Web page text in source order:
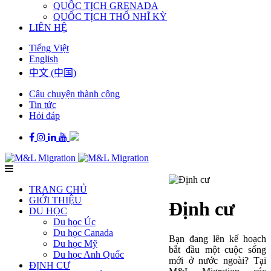
QUỐC TỊCH GRENADA
QUỐC TỊCH THỔ NHĨ KỲ
LIÊN HỆ
Tiếng Việt
English
中文 (中国)
Câu chuyện thành công
Tin tức
Hỏi đáp
TRANG CHỦ
GIỚI THIỆU
DU HỌC
Du học Úc
Du học Canada
Du học Mỹ
Du học Anh Quốc
ĐỊNH CƯ
Định cư
Bạn đang lên kế hoạch
bắt đầu một cuộc sống
mới ở nước ngoài? Tại